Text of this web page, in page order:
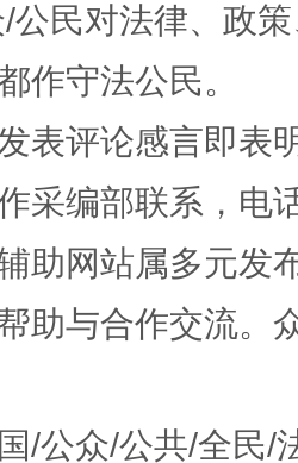
任有效落实 一纸欠
公民对法律、政
作守法公民。
表评论感言即表
采编部联系，电
助网站属多元发
助与合作交流。
/公众/公共/全民/